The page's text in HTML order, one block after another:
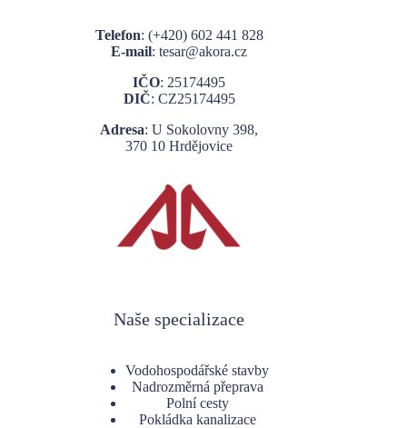
Telefon: (+420) 602 441 828
E-mail: tesar@akora.cz
IČO: 25174495
DIČ: CZ25174495
Adresa: U Sokolovny 398,
370 10 Hrdějovice
Naše specializace
Vodohospodářské stavby
Nadrozměrná přeprava
Polní cesty
Pokládka kanalizace